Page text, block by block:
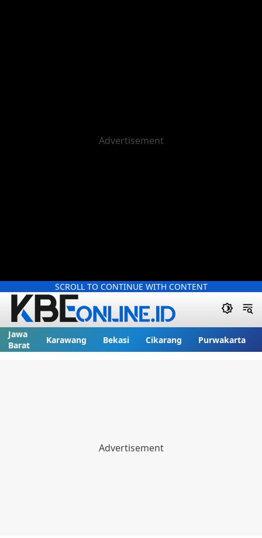
SCROLL TO CONTINUE WITH CONTENT
Jawa
Barat
Karawang Bekasi Cikarang Purwakarta